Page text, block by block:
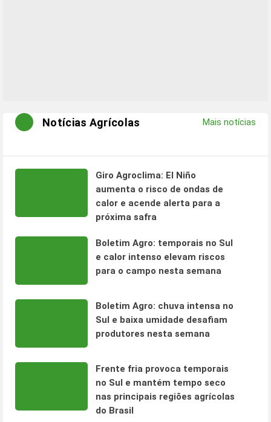
Notícias Agrícolas Mais notícias
Giro Agroclima: El Niño
aumenta o risco de ondas de
calor e acende alerta para a
próxima safra
Boletim Agro: temporais no Sul
e calor intenso elevam riscos
para o campo nesta semana
Boletim Agro: chuva intensa no
Sul e baixa umidade desafiam
produtores nesta semana
Frente fria provoca temporais
no Sul e mantém tempo seco
nas principais regiões agrícolas
do Brasil